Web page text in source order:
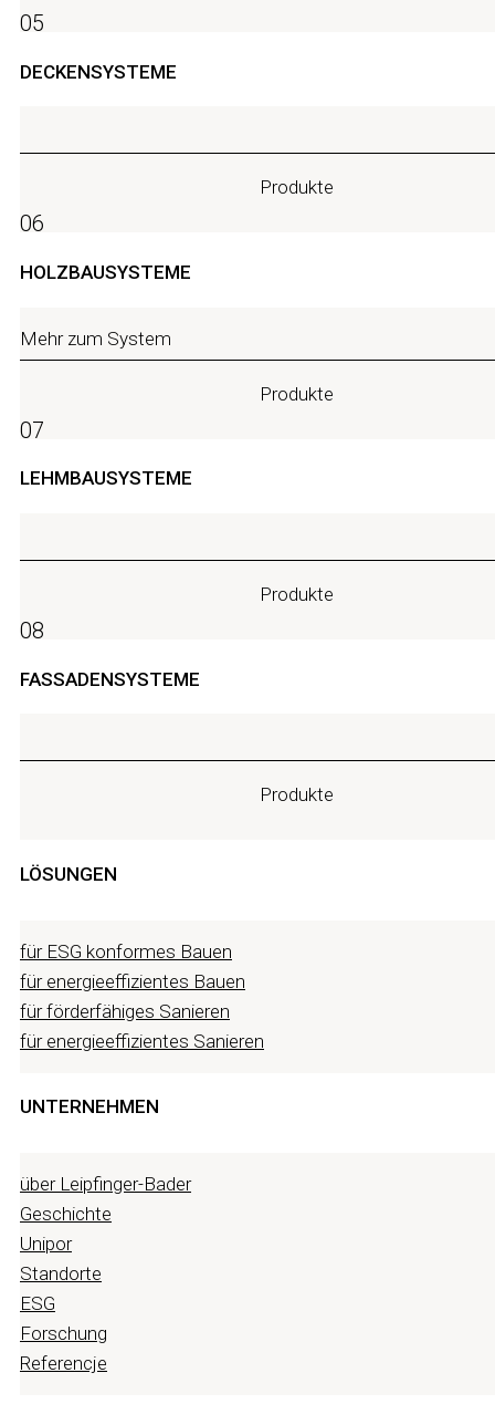
05
DECKENSYSTEME
Produkte
06
HOLZBAUSYSTEME
Mehr zum System
Produkte
07
LEHMBAUSYSTEME
Produkte
08
FASSADENSYSTEME
Produkte
LÖSUNGEN
für ESG konformes Bauen
für energieeffizientes Bauen
für förderfähiges Sanieren
für energieeffizientes Sanieren
UNTERNEHMEN
über Leipfinger-Bader
Geschichte
Unipor
Standorte
ESG
Forschung
Referencje